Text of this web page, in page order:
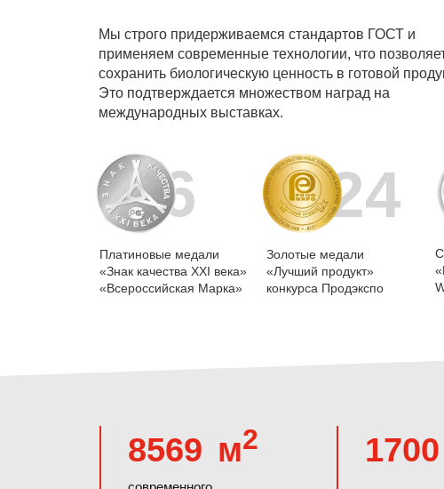
Мы строго придерживаемся стандартов ГОСТ и
применяем современные технологии, что
сохранить биологическую ценность в готовой
Это подтверждается множеством наград на
международных выставках.
Золотые медали
«Лучший продукт»
конкурса Продэкспо
Платиновые медали
«Знак качества XXI века»
«Всероссийская Марка»
24
6
1700
м2
8569